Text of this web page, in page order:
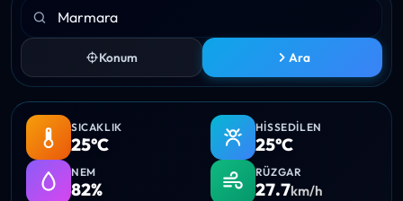
Konum Ara
SICAKLIK
25°C
HISSEDILEN
25°C
NEM
82%
RÜZGAR
27.7km/h